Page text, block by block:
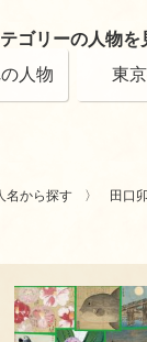
ゴリーの人物を
人物
東
名から探す 田口